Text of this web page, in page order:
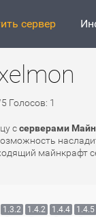
сервер
5 Голосов: 1
ссерверами
майнкрафт
1.3.2 1.4.2 1.4.4 1.4.5